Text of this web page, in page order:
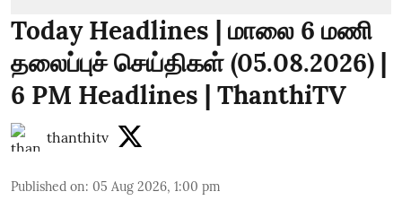
Today Headlines | மாலை 6 மணி
தலைப்புச் செய்திகள் (05.08.2026) |
6 PM Headlines | ThanthiTV
thanthitv
Published on: 05 Aug 2026, 1:00 pm